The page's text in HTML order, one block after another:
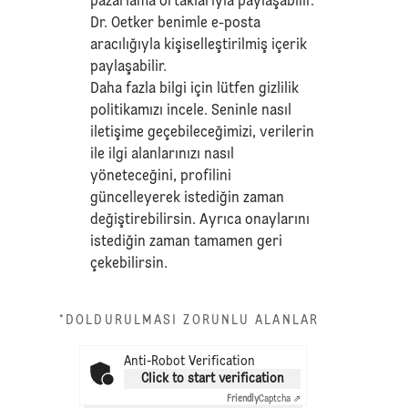
Dr. Oetker benimle e-posta
aracılığıyla kişiselleştirilmiş içerik
paylaşabilir.
Daha fazla bilgi için lütfengizlilik
politikamızı incele. Seninle nasıl
iletişime geçebileceğimizi, verilerin
ile ilgi alanlarınızı nasıl
yöneteceğini, profilini
güncelleyerek istediğin zaman
değiştirebilirsin. Ayrıca onaylarını
istediğin zaman tamamen geri
çekebilirsin.
*DOLDURULMASI ZORUNLU ALANLAR
Anti-Robot Verification
Click to start verification
FriendlyCaptcha ⇗